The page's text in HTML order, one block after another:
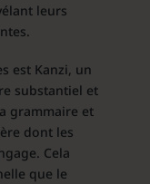
leurs
est Kanzi, un
substantiel et
grammaire et
dont les
Cela
que le